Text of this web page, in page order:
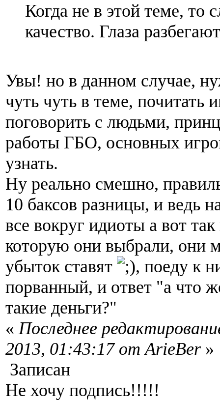
Когда не в этой теме, то
качество. Глаза
Увы! но в данном случае,
чуть чуть в теме, почитать
поговорить с людьми,
работы ГБО, основных
узнать.
Ну реально смешно,
10 баксов разницы, и ведь
все вокруг идиоты а вот
которую они выбрали, они
убыток ставят
, поеду к
порванный, и ответ "а что
такие деньги?"
«Последнее
2013, 01:43:17 от ArieBer »
Записан
Не хочу подпись!!!!!